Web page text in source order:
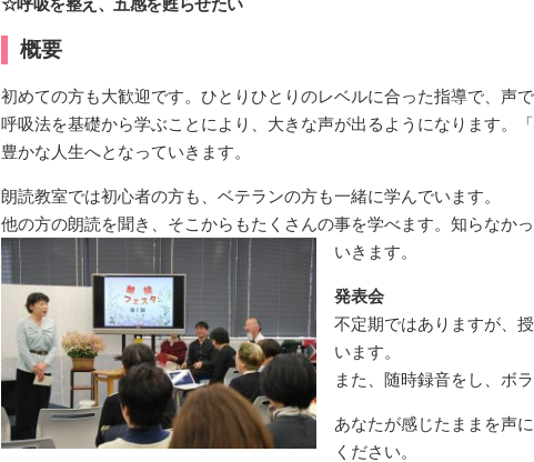
概要
初めての方も大歓迎です。ひとりひとりのレベルに合った指導で、声
呼吸法を基礎から学ぶことにより、大きな声が出るようになります。
豊かな人生へとなっていきます。
朗読教室では初心者の方も、ベテランの方も一緒に学んでいます。
他の方の朗読を聞き、そこからもたくさんの事を学べます。知らなか
いきます。
発表会
不定期ではありますが、
います。
また、随時録音をし、ボ
あなたが感じたままを声
ください。